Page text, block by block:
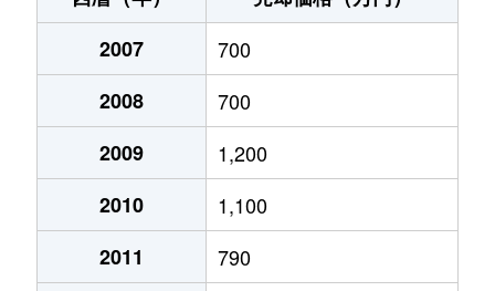
2007
700
2008
700
2009
1,200
2010
1,100
2011
790